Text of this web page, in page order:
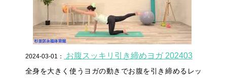
2024-03-01： お腹スッキリ引き締めヨガ 202403
全身を大きく使うヨガの動きでお腹を引き締めるレッ